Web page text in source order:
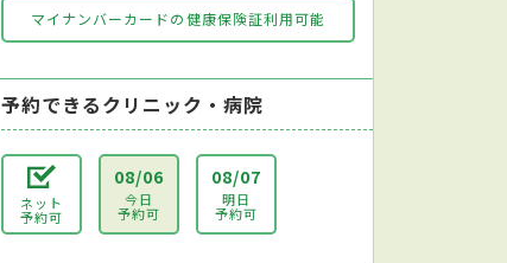
マイナンバーカードの健康保険証利用可能
予約できるクリニック・病院
ネット
予約可
08/06
今日
予約可
08/07
明日
予約可